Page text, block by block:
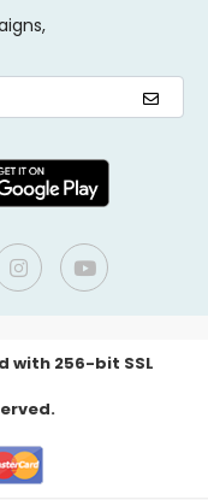
with 256-bit SSL